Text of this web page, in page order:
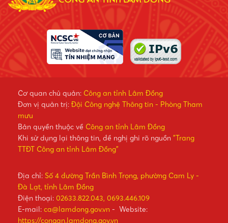
Cơ quan chủ quản: Công an tỉnh Lâm Đồng
Đơn vị quản trị: Đội Công nghệ Thông tin - Phòng Tham
mưu
Bản quyền thuộc về Công an tỉnh Lâm Đồng
Khi sử dụng lại thông tin, đề nghị ghi rõ nguồn "Trang
TTĐT Công an tỉnh Lâm Đồng"
Địa chỉ: Số 4 đường Trần Bình Trọng, phường Cam Ly -
Đà Lạt, tỉnh Lâm Đồng
Điện thoại: 02633.822.043, 0693.446.109
E-mail: ca@lamdong.gov.vn - Website:
https://congan.lamdong.gov.vn